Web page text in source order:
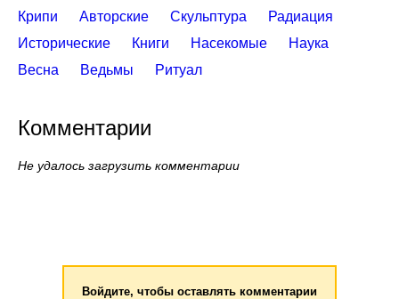
Крипи Авторские Скульптура
Радиация
Исторические
Книги Насекомые
Наука
Весна
Ведьмы Ритуал
Комментарии
Не удалось загрузить комментарии
Войдите, чтобы оставлять комментарии